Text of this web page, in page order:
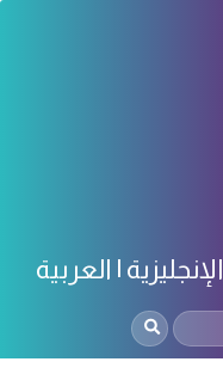
الإنجليزية العربية